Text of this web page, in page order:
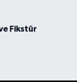
Fikstür